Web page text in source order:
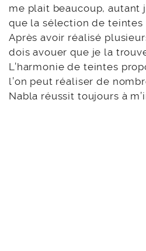
me plait beaucoup, autant
que la sélection de teintes
Après avoir réalisé
dois avouer que je la
L’harmonie de teintes
l’on peut réaliser de
Nabla réussit toujours à